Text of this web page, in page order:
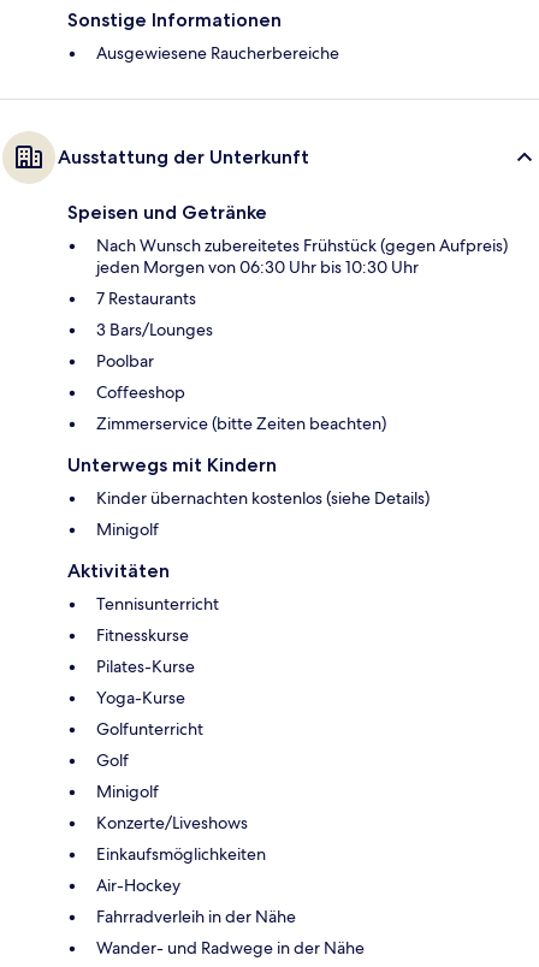
Sonstige Informationen
Ausgewiesene Raucherbereiche
Ausstattung der Unterkunft
Speisen und Getränke
Nach Wunsch zubereitetes Frühstück (gegen Aufpreis)
jeden Morgen von 06:30 Uhr bis 10:30 Uhr
7 Restaurants
3 Bars/Lounges
Poolbar
Coffeeshop
Zimmerservice (bitte Zeiten beachten)
Unterwegs mit Kindern
Kinder übernachten kostenlos (siehe Details)
Minigolf
Aktivitäten
Tennisunterricht
Fitnesskurse
Pilates-Kurse
Yoga-Kurse
Golfunterricht
Golf
Minigolf
Konzerte/Liveshows
Einkaufsmöglichkeiten
Air-Hockey
Fahrradverleih in der Nähe
Wander- und Radwege in der Nähe